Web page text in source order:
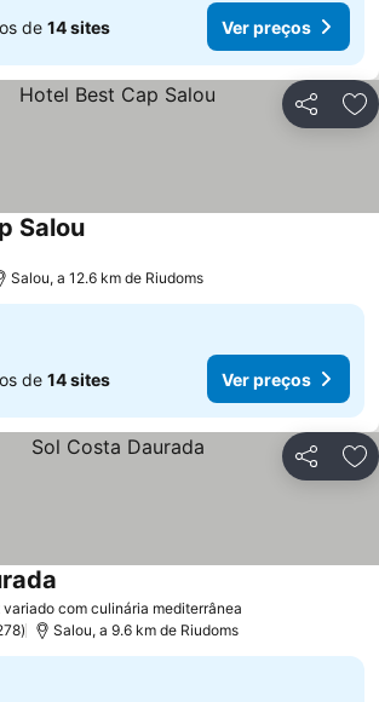
de 14 sites Ver preços
Partilhar
SalouVer preços
Salou, a 12.6 km de Riudoms
de 14 sites Ver preços
Partilhar
variado com culinária mediterrânea
Salou, a 9.6 km de Riudoms